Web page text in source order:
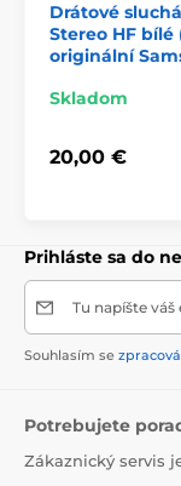
Drátové
Stereo HF bílé
originální
Skladom
20,00 €
Prihláste sa do
Tu napíšte váš
Souhlasím se
Potrebujete
Zákaznický servis